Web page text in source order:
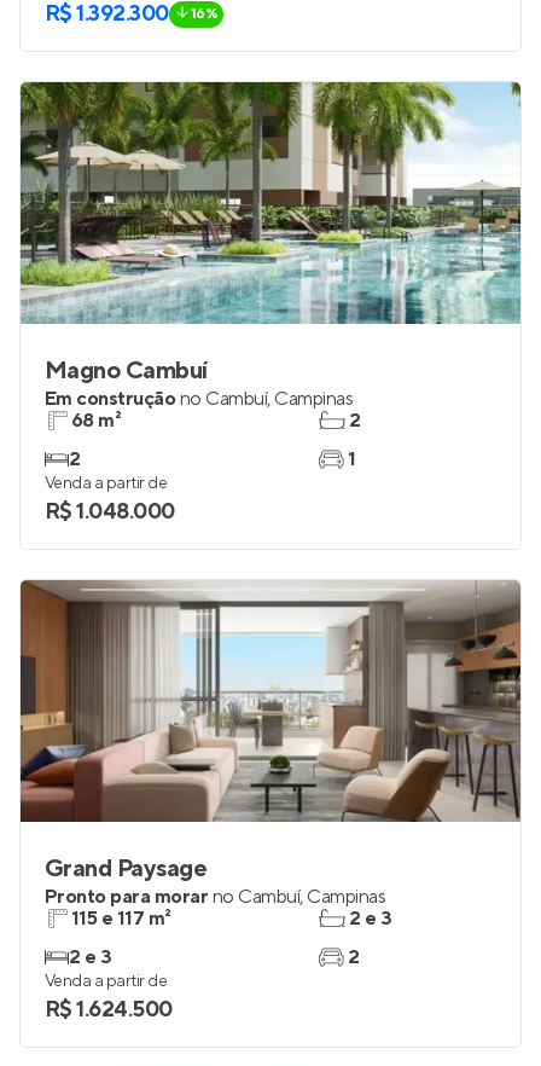
R$ 1.392.300 16%
Magno Cambuí
Em construçãono Cambuí, Campinas
68 m²
2
2
1
Venda a partir de
R$ 1.048.000
Grand Paysage
Pronto para morar no Cambuí, Campinas
115 e 117 m²
2 e 3
2 e 3
2
Venda a partir de
R$ 1.624.500